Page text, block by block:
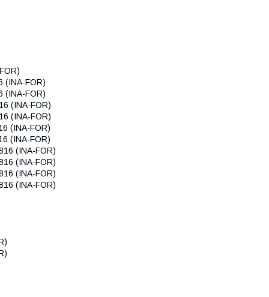
(INA-FOR)
(INA-FOR)
(INA-FOR)
(INA-FOR)
(INA-FOR)
(INA-FOR)
(INA-FOR)
(INA-FOR)
(INA-FOR)
(INA-FOR)